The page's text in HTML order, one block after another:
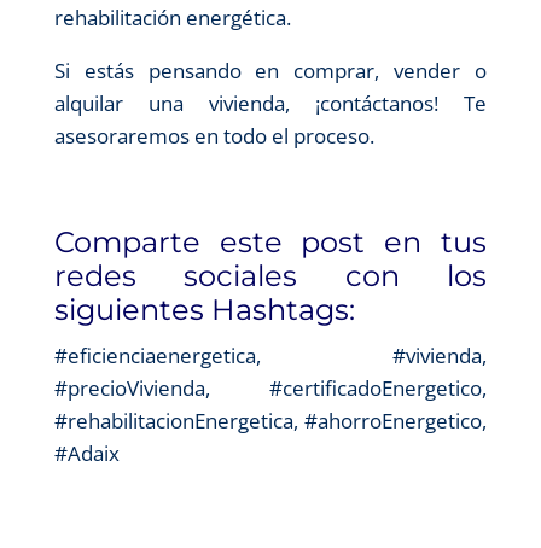
rehabilitación energética.
Si estás pensando en comprar, vender o
alquilar una vivienda, ¡contáctanos! Te
asesoraremos en todo el proceso.
Comparte este post en tus
redes sociales con los
siguientes Hashtags:
#eficienciaenergetica, #vivienda,
#precioVivienda, #certificadoEnergetico,
#rehabilitacionEnergetica, #ahorroEnergetico,
#Adaix